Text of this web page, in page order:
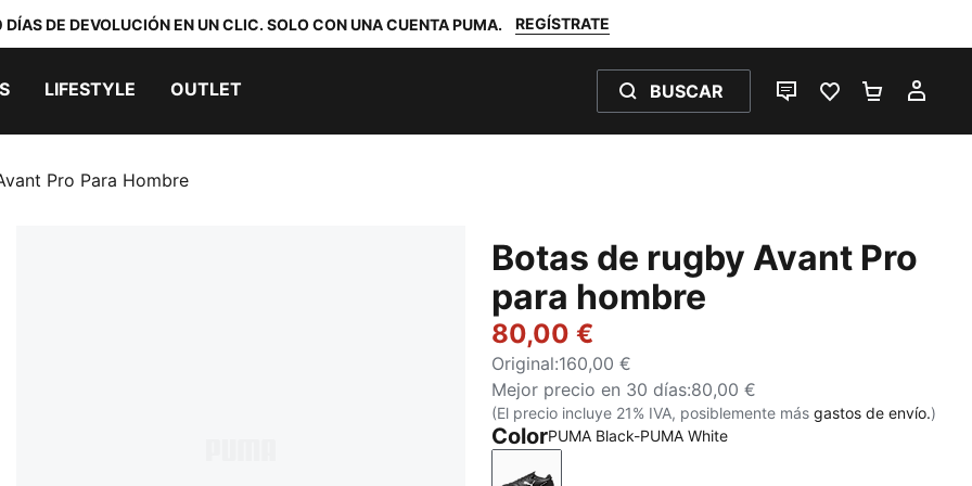
DE DEVOLUCIÓN EN UN CLIC. SOLO CON UNA CUENTA PUMA. REGÍSTRATE
LIFESTYLE OUTLET BUSCAR
CHAT EN DIRECTO
FAVORITOS 0
MI
Pro Para Hombre
Botas de rugby Avant Pro
para hombre
80,00 €
Original:160,00 €
Mejor precio en 30 días:80,00 €
(El precio incluye 21% IVA, posiblemente másgastos de envío.)
ColorPUMA Black-PUMA White